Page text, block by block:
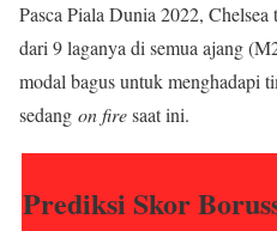
Pasca Piala Dunia 2022,
dari 9 laganya di semua ajang
modal bagus untuk menghadapi
sedang on firesaat ini.
Prediksi Skor